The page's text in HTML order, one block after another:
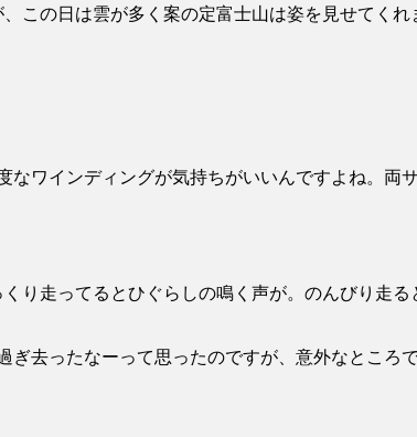
の日は雲が多く案の定富士山は姿を見せてく
ワインディングが気持ちがいいんですよね。両
走ってるとひぐらしの鳴く声が。のんびり走
去ったなーって思ったのですが、意外なところ